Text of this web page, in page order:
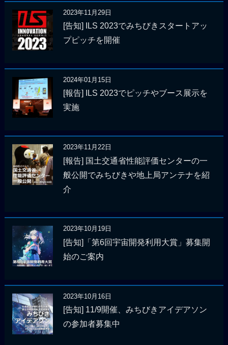
2023年11月29日
[告知] ILS 2023でみちびきスタートアッ
プピッチを開催
2024年01月15日
[報告] ILS 2023でピッチやブース展示を
実施
2023年11月22日
[報告] 国土交通省性能評価センターの一
般公開でみちびきや地上局アンテナを紹
介
2023年10月19日
[告知]「第6回宇宙開発利用大賞」募集開
始のご案内
2023年10月16日
[告知] 11/9開催、みちびきアイデアソン
の参加者募集中